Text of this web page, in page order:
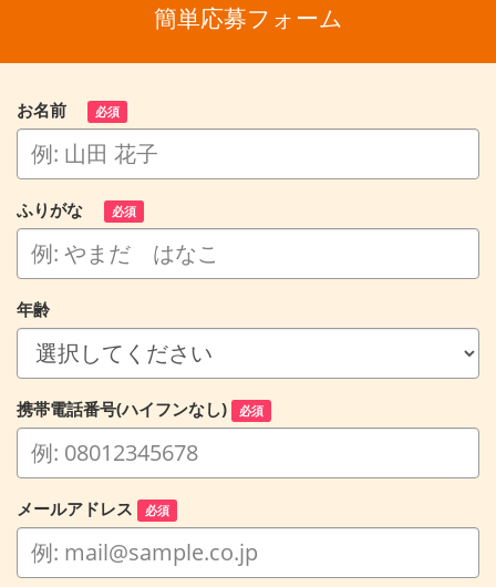
簡単応募フォーム
お名前 必須
ふりがな 必須
年齢
携帯電話番号(ハイフンなし) 必須
メールアドレス 必須